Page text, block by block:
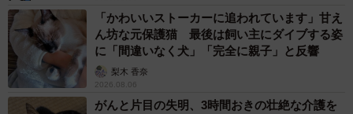
作り方：
（１）溶いた卵に砂糖とマヨネーズを入れて混ぜ、フライ
パンに流す
（２）流し入れた卵の表面に極薄に切ったなるとを並べる
（３）ふたをして卵に火が通ったらOK
「かわいいストーカーに追われています」甘え
ん坊な元保護猫 最後は飼い主にダイブする姿
に「間違いなく犬」「完全に親子」と反響
梨木 香奈
2026.08.06
がんと片目の失明、3時間おきの壮絶な介護を